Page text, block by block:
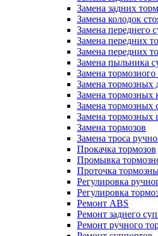
Замена задних
Замена колодок
Замена переднего
Замена передних
Замена передних
Замена пыльника
Замена
Замена тормозных
Замена тормозных
Замена тормозных
Замена тормозных
Замена тормозов
Замена троса
Прокачка тормозов
Промывка
Проточка
Регулировка
Регулировка
Ремонт ABS
Ремонт заднего
Ремонт ручного